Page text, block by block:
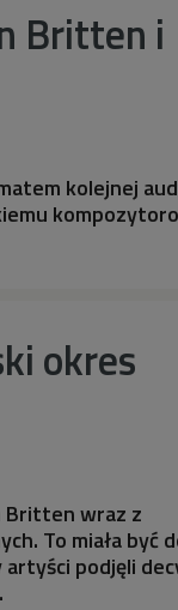
Britten i
kolejnej
okres
Britten wraz z
To miała być
podjęli